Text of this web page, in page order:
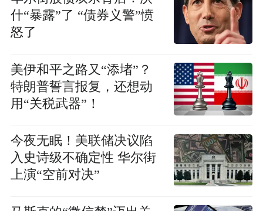
什“暴露”了 “债券义警”愤
怒了
美伊和平之路又“添堵”？
特朗普誓言报复，还想动
用“关税武器”！
今夜无眠！美联储决议陷
入史诗级不确定性 华尔街
上演“空前对决”